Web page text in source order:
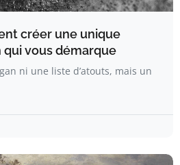
créer une unique
vous démarque
ni une liste d’atouts, mais un